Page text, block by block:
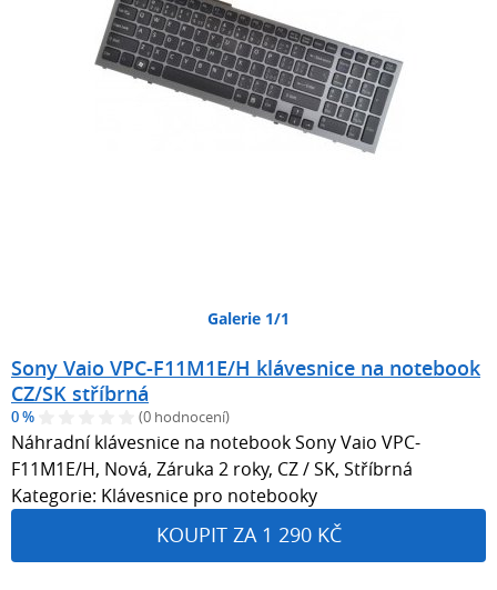
Galerie 1/1
Sony Vaio VPC-F11M1E/H klávesnice na notebook
CZ/SK stříbrná
0 % (0 hodnocení)
Náhradní klávesnice na notebook Sony Vaio VPC-
F11M1E/H, Nová, Záruka 2 roky, CZ / SK, Stříbrná
Kategorie: Klávesnice pro notebooky
KOUPIT ZA 1 290 KČ